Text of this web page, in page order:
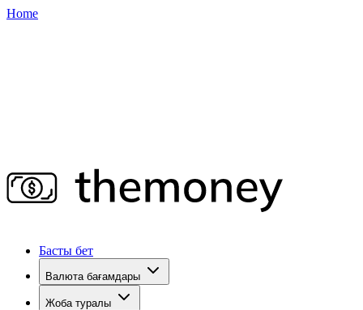
Home
Басты бет
Валюта бағамдары
Жоба туралы